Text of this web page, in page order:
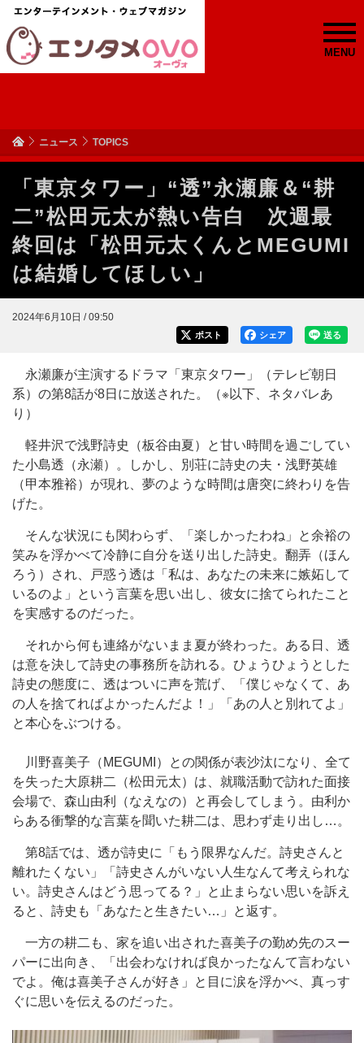
MENU
ニュース TOPICS
「東京タワー」“透”永瀬廉＆“耕
二”松田元太が熱い告白 次週最
終回は「松田元太くんとMEGUMI
は結婚してほしい」
2024年6月10日 / 09:50
送る
シェア
ポスト
永瀬廉が主演するドラマ「東京タワー」（テレビ朝日
系）の第8話が8日に放送された。（※以下、ネタバレあ
り）
軽井沢で浅野詩史（板谷由夏）と甘い時間を過ごしてい
た小島透（永瀬）。しかし、別荘に詩史の夫・浅野英雄
（甲本雅裕）が現れ、夢のような時間は唐突に終わりを告
げた。
そんな状況にも関わらず、「楽しかったわね」と余裕の
笑みを浮かべて冷静に自分を送り出した詩史。翻弄（ほん
ろう）され、戸惑う透は「私は、あなたの未来に嫉妬して
いるのよ」という言葉を思い出し、彼女に捨てられたこと
を実感するのだった。
それから何も連絡がないまま夏が終わった。ある日、透
は意を決して詩史の事務所を訪れる。ひょうひょうとした
詩史の態度に、透はついに声を荒げ、「僕じゃなくて、あ
の人を捨てればよかったんだよ！」「あの人と別れてよ」
と本心をぶつける。
川野喜美子（MEGUMI）との関係が表沙汰になり、全て
を失った大原耕二（松田元太）は、就職活動で訪れた面接
会場で、森山由利（なえなの）と再会してしまう。由利か
らある衝撃的な言葉を聞いた耕二は、思わず走り出し…。
第8話では、透が詩史に「もう限界なんだ。詩史さんと
離れたくない」「詩史さんがいない人生なんて考えられな
い。詩史さんはどう思ってる？」と止まらない思いを訴え
ると、詩史も「あなたと生きたい…」と返す。
一方の耕二も、家を追い出された喜美子の勤め先のスー
パーに出向き、「出会わなければ良かったなんて言わない
でよ。俺は喜美子さんが好き」と目に涙を浮かべ、真っす
ぐに思いを伝えるのだった。